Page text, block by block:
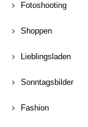
Fotoshooting
Shoppen
Lieblingsladen
Sonntagsbilder
Fashion